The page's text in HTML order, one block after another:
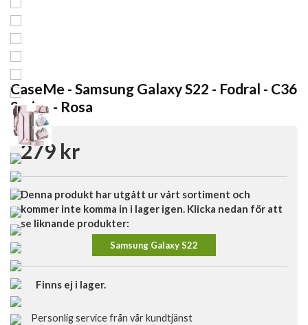
CaseMe - Samsung Galaxy S22 - Fodral - C36
Series - Rosa
279 kr
Denna produkt har utgått ur vårt sortiment och
kommer inte komma in i lager igen. Klicka nedan för att
se liknande produkter:
Samsung Galaxy S22
Finns ej i lager.
Personlig service från vår kundtjänst